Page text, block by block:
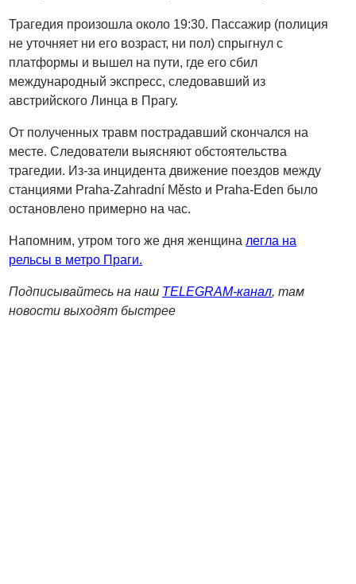
Трагедия произошла около 19:30. Пассажир (полиция
не уточняет ни его возраст, ни пол) спрыгнул с
платформы и вышел на пути, где его сбил
международный экспресс, следовавший из
австрийского Линца в Прагу.
От полученных травм пострадавший скончался на
месте. Следователи выясняют обстоятельства
трагедии. Из-за инцидента движение поездов между
станциями Praha-Zahradní Město и Praha-Eden было
остановлено примерно на час.
Напомним, утром того же дня женщина легла на
рельсы в метро Праги.
Подписывайтесь на наш TELEGRAM-канал, там
новости выходят быстрее